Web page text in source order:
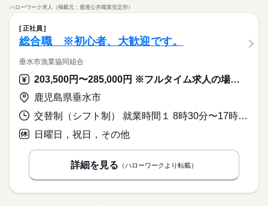
ハローワーク求人（掲載元：鹿屋公共職業安定所）
正社員
総合職 ※初心者、大歓迎です。
垂水市漁業協同組合
203,500円〜285,000円 ※フルタイム求人の場合は月額（換算額）、パート求人の場合は時間額を表示しています。
鹿児島県垂水市
交替制（シフト制） 就業時間１ 8時30分〜17時00分 就業時間２ 6時00分〜15時00分 就業時間３ 5時00分〜14時00分 就業時間に関する特記事項 就業時間（２）（３）は休憩９０分
日曜日，祝日，その他
詳細を見る （ハローワークより転載）